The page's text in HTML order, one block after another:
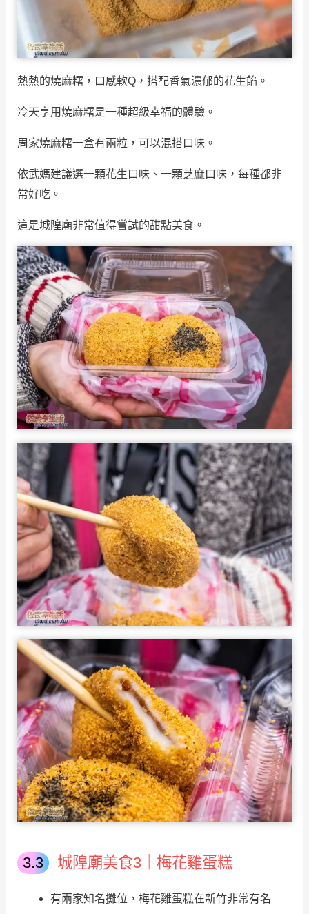
熱熱的燒麻糬，口感軟Q，搭配香氣濃郁的花生餡。
冷天享用燒麻糬是一種超級幸福的體驗。
周家燒麻糬一盒有兩粒，可以混搭口味。
依武媽建議選一顆花生口味、一顆芝麻口味，每種都非
常好吃。
這是城隍廟非常值得嘗試的甜點美食。
城隍廟美食3｜梅花雞蛋糕
有兩家知名攤位，梅花雞蛋糕在新竹非常有名